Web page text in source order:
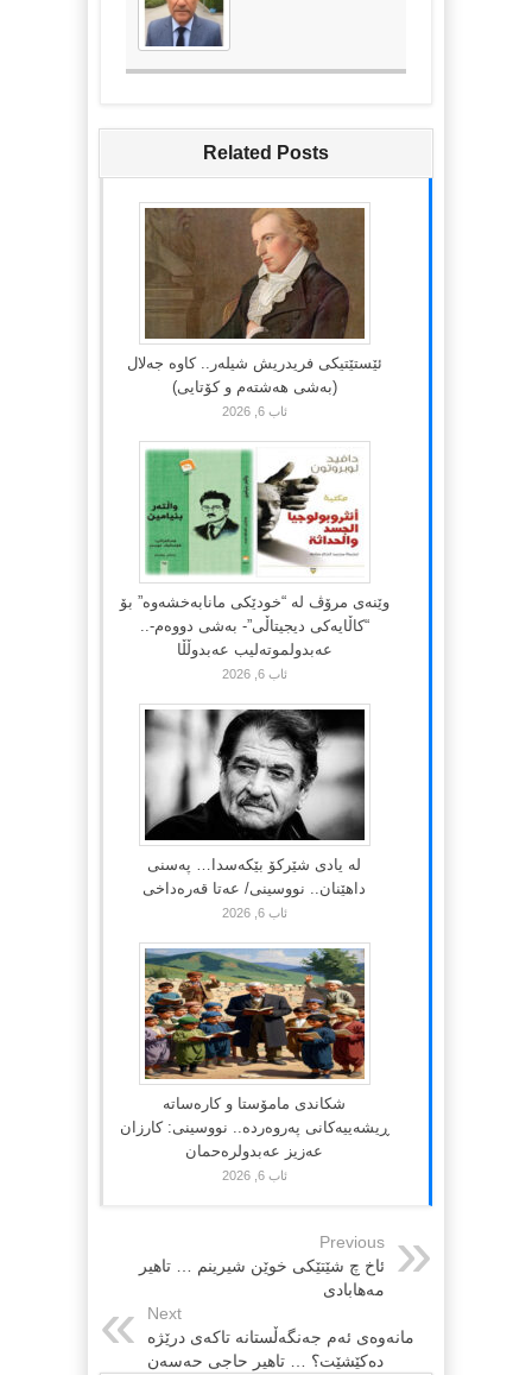
Related Posts
ئێستێتیکی فریدریش شیلەر.. کاوە جەلال
(بەشی هەشتەم و کۆتایی)
ئاب 6, 2026
وێنەی مرۆڤ لە “خودێکی مانابەخشەوە” بۆ
“کاڵایەکی دیجیتاڵی”- بەشی دووەم-..
عەبدولموتەلیب عەبدوڵڵا
ئاب 6, 2026
لە یادی شێرکۆ بێکەسدا… پەسنی
داهێنان.. نووسینی/ عەتا قەرەداخی
ئاب 6, 2026
شکاندی مامۆستا و کارەساتە
ڕیشەییەکانی پەروەردە.. نووسینی: کارزان
عەزیز عەبدولرەحمان
ئاب 6, 2026
Previous
ئاخ چ شێتێکی خوێن شیرینم … تاهیر
مەهابادی
Next
مانەوەی ئەم جەنگەڵستانە تاکەی درێژە
دەکێشێت؟ … تاهیر حاجی حەسەن